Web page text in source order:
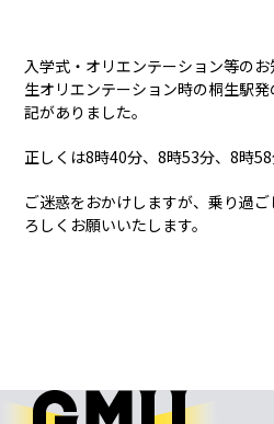
入学式・オリエンテーション等の
生オリエンテーション時の桐生駅
記がありました。
正しくは8時40分、8時53分、8時58
ご迷惑をおかけしますが、乗り過
ろしくお願いいたします。